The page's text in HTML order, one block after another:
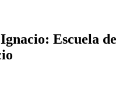
Escuela de